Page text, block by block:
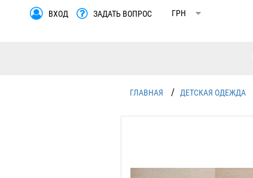
ВХОД ЗАДАТЬ ВОПРОС
ГЛАВНАЯ / ДЕТСКАЯ ОДЕЖДА